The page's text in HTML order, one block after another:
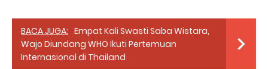
BACA JUGA: Empat Kali Swasti Saba Wistara,
Wajo Diundang WHO Ikuti Pertemuan
Internasional di Thailand